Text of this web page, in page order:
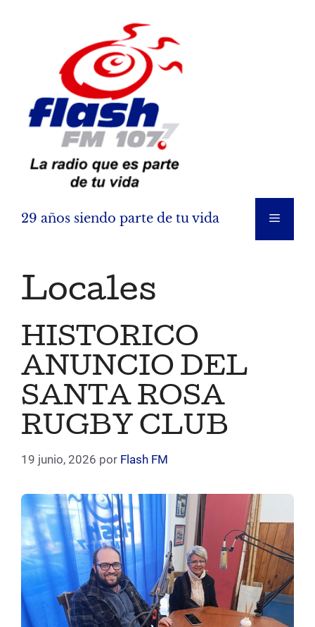
29 años siendo parte de tu vida Menú
Locales
HISTORICO
ANUNCIO DEL
SANTA ROSA
RUGBY CLUB
19 junio, 2026 por Flash FM